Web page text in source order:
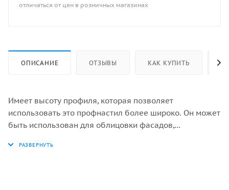
отличаться от цен в розничных магазинах
ОПИСАНИЕ ОТЗЫВЫ КАК КУПИТЬ
Имеет высоту профиля, которая позволяет
использовать это профнастил более широко. Он может
быть использован для облицовки фасадов,
материала для небольших кровель (крыльцо, беседки